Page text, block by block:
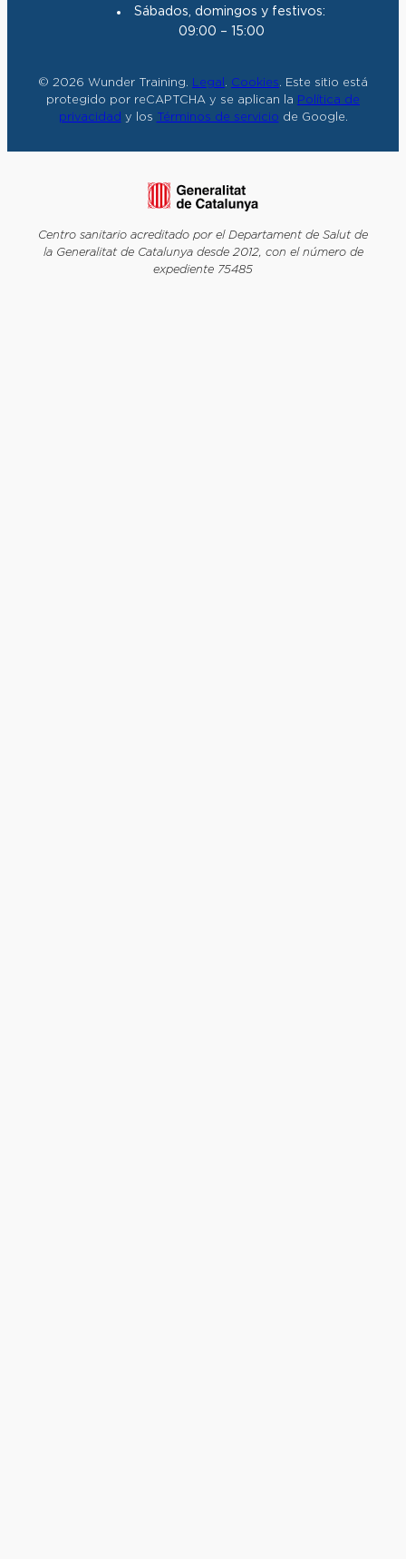
Sábados, domingos y festivos:
09:00 – 15:00
© 2026 Wunder Training. Legal . Cookies. Este sitio está
protegido por reCAPTCHA y se aplican la Política de
privacidad y los Términos de servicio de Google.
Centro sanitario acreditado por el Departament de Salut de
la Generalitat de Catalunya desde 2012, con el número de
expediente 75485